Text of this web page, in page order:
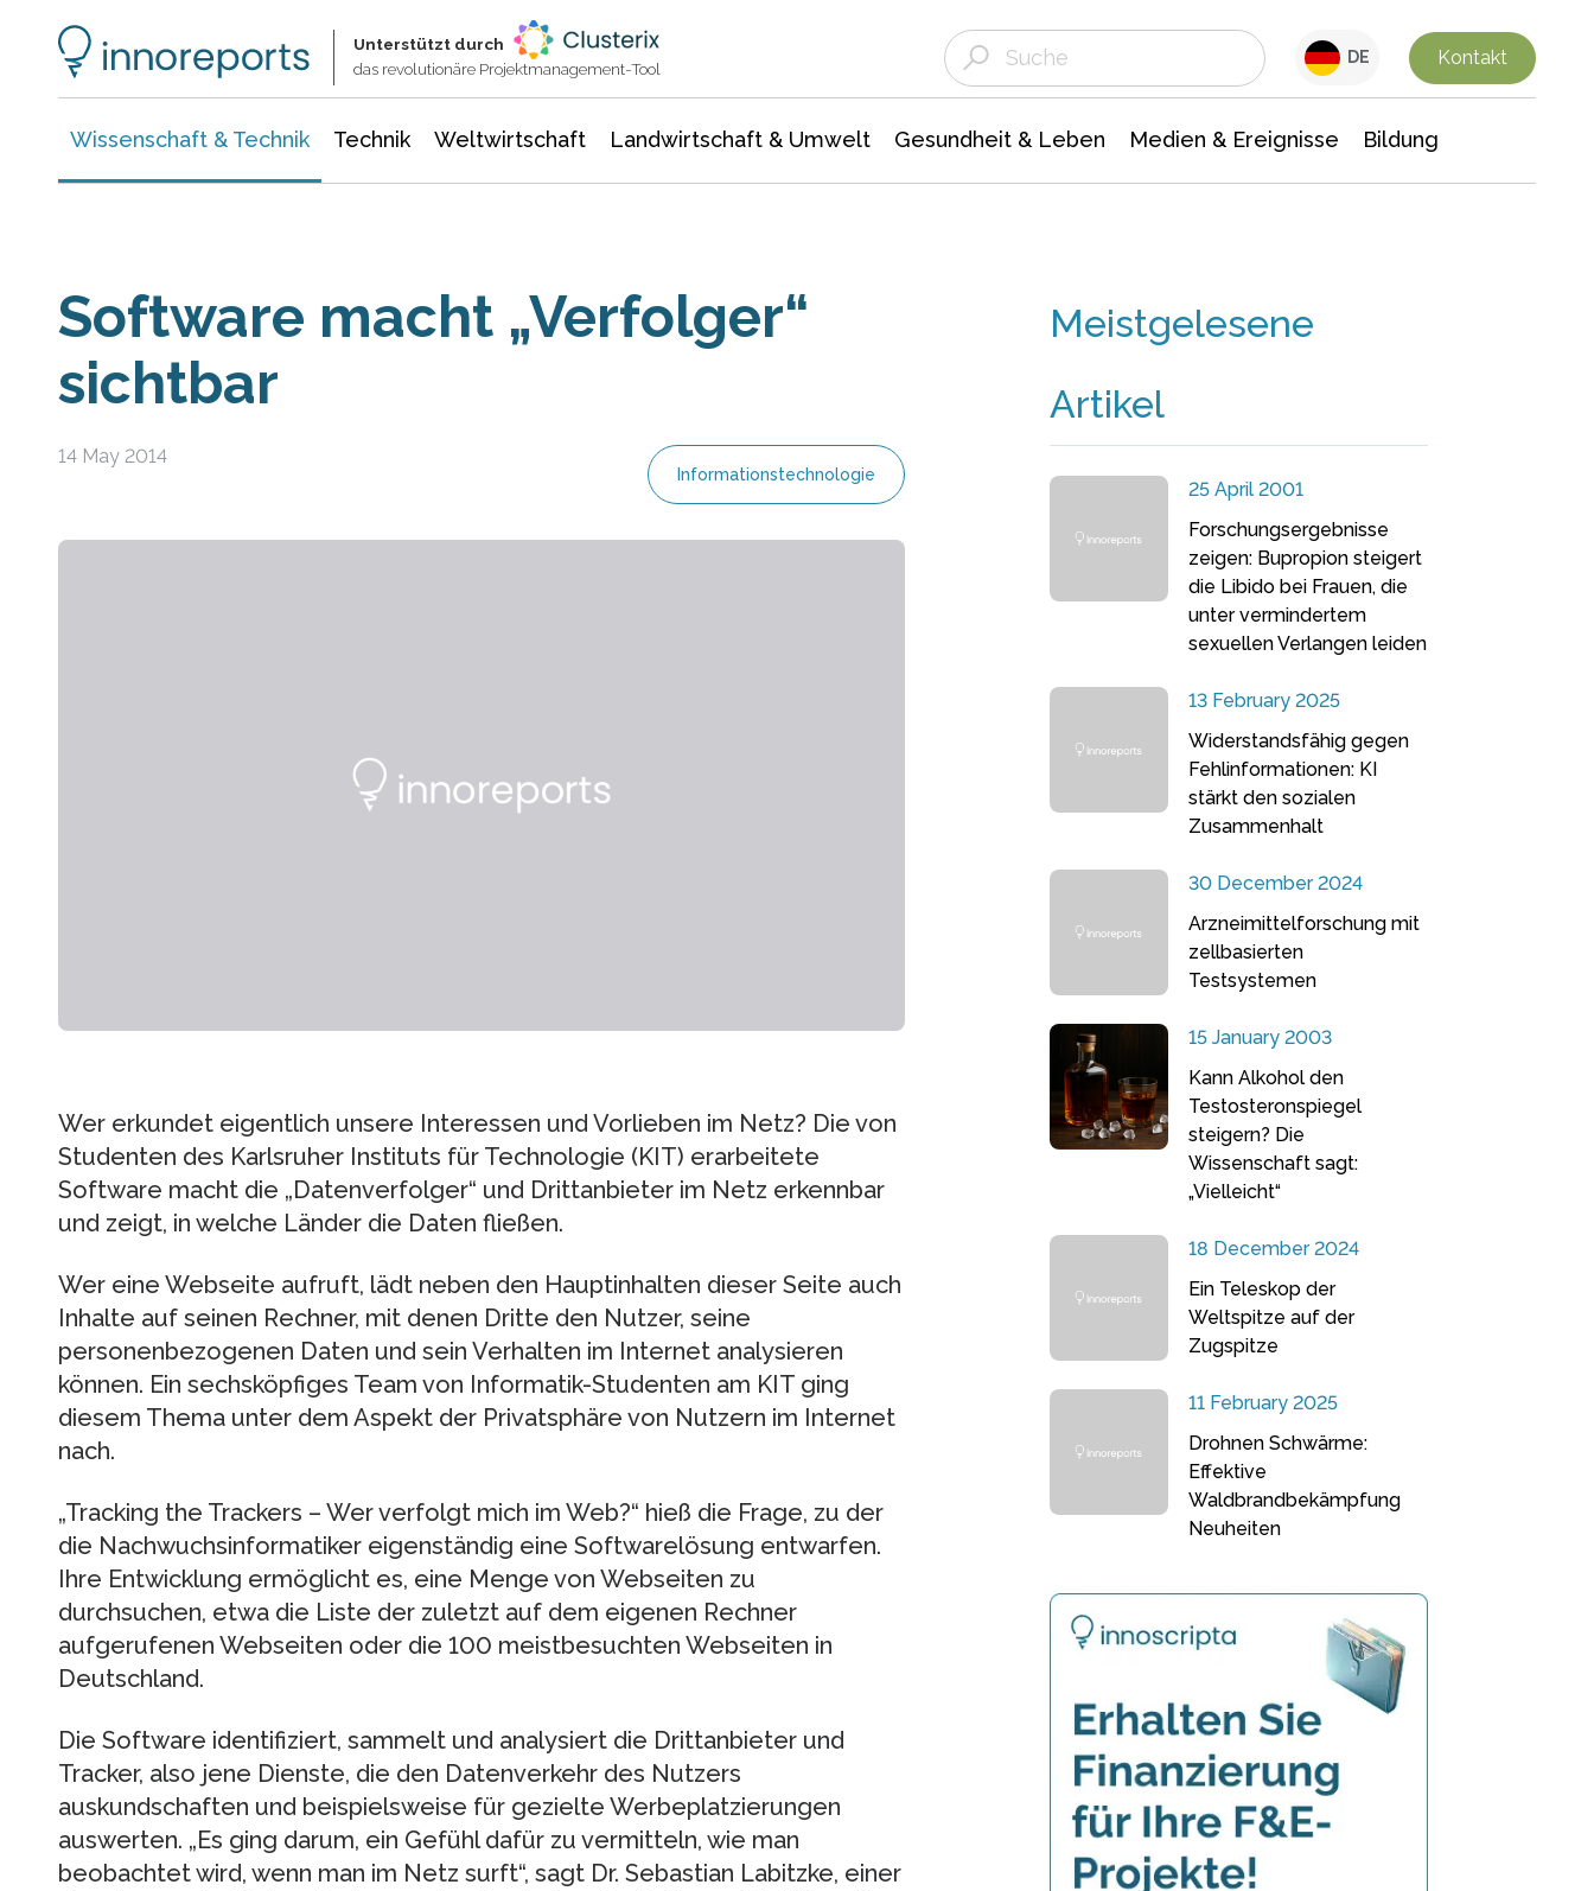
Unterstützt durch
das revolutionäre Projektmanagement-Tool
DE Kontakt
Wissenschaft & Technik Technik Weltwirtschaft Landwirtschaft & Umwelt Gesundheit & Leben Medien & Ereignisse Bildung
Software macht „Verfolger“
sichtbar
14 May 2014
Informationstechnologie
Wer erkundet eigentlich unsere Interessen und Vorlieben im Netz? Die von
Studenten des Karlsruher Instituts für Technologie (KIT) erarbeitete
Software macht die „Datenverfolger“ und Drittanbieter im Netz erkennbar
und zeigt, in welche Länder die Daten fließen.
Wer eine Webseite aufruft, lädt neben den Hauptinhalten dieser Seite auch
Inhalte auf seinen Rechner, mit denen Dritte den Nutzer, seine
personenbezogenen Daten und sein Verhalten im Internet analysieren
können. Ein sechsköpfiges Team von Informatik-Studenten am KIT ging
diesem Thema unter dem Aspekt der Privatsphäre von Nutzern im Internet
nach.
„Tracking the Trackers – Wer verfolgt mich im Web?“ hieß die Frage, zu der
die Nachwuchsinformatiker eigenständig eine Softwarelösung entwarfen.
Ihre Entwicklung ermöglicht es, eine Menge von Webseiten zu
durchsuchen, etwa die Liste der zuletzt auf dem eigenen Rechner
aufgerufenen Webseiten oder die 100 meistbesuchten Webseiten in
Deutschland.
Die Software identifiziert, sammelt und analysiert die Drittanbieter und
Tracker, also jene Dienste, die den Datenverkehr des Nutzers
auskundschaften und beispielsweise für gezielte Werbeplatzierungen
auswerten. „Es ging darum, ein Gefühl dafür zu vermitteln, wie man
beobachtet wird, wenn man im Netz surft“, sagt Dr. Sebastian Labitzke, einer
Meistgelesene
Artikel
25 April 2001
Forschungsergebnisse
zeigen: Bupropion steigert
die Libido bei Frauen, die
unter vermindertem
sexuellen Verlangen leiden
13 February 2025
Widerstandsfähig gegen
Fehlinformationen: KI
stärkt den sozialen
Zusammenhalt
30 December 2024
Arzneimittelforschung mit
zellbasierten
Testsystemen
15 January 2003
Kann Alkohol den
Testosteronspiegel
steigern? Die
Wissenschaft sagt:
„Vielleicht“
18 December 2024
Ein Teleskop der
Weltspitze auf der
Zugspitze
11 February 2025
Drohnen Schwärme:
Effektive
Waldbrandbekämpfung
Neuheiten